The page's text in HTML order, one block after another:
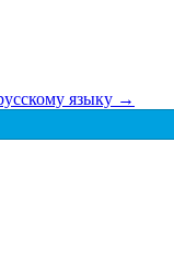
языку →